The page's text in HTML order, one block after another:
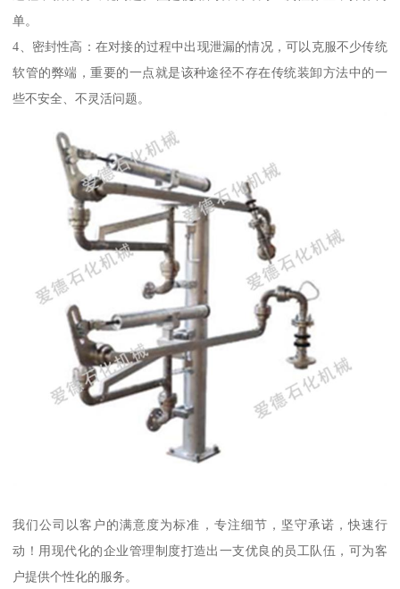
单。
4、密封性高：在对接的过程中出现泄漏的情况，可以克服不少传统
软管的弊端，重要的一点就是该种途径不存在传统装卸方法中的一
些不安全、不灵活问题。
我们公司以客户的满意度为标准，专注细节，坚守承诺，快速行
动！用现代化的企业管理制度打造出一支优良的员工队伍，可为客
户提供个性化的服务。